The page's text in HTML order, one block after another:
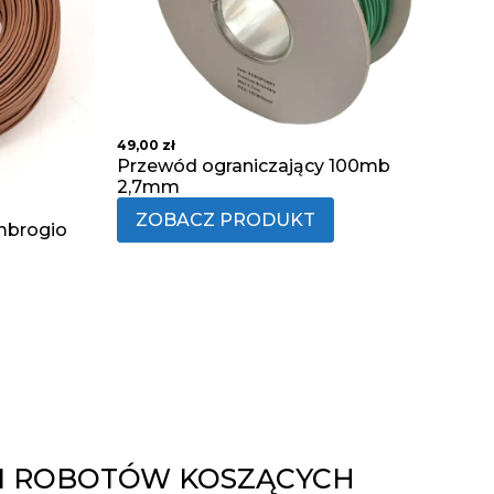
49,00 zł
Przewód ograniczający 100mb
2,7mm
ZOBACZ PRODUKT
ROBOTÓW KOSZĄCYCH